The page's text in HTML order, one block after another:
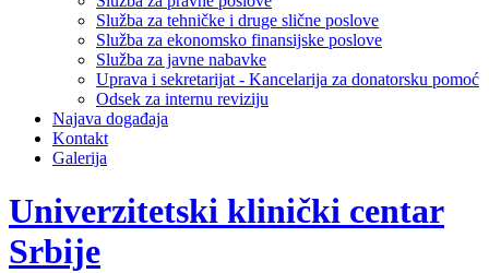
Služba za tehničke i druge slične poslove
Služba za ekonomsko finansijske poslove
Služba za javne nabavke
Uprava i sekretarijat - Kancelarija za donatorsku pomoć
Odsek za internu reviziju
Najava događaja
Kontakt
Galerija
Univerzitetski klinički centar
Srbije